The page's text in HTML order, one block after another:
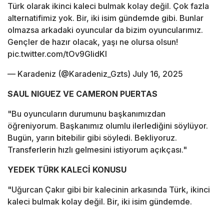
Türk olarak ikinci kaleci bulmak kolay değil. Çok fazla
alternatifimiz yok. Bir, iki isim gündemde gibi. Bunlar
olmazsa arkadaki oyuncular da bizim oyuncularımız.
Gençler de hazır olacak, yaşı ne olursa olsun!
pic.twitter.com/tOv9GIidKl
— Karadeniz (@Karadeniz_Gzts) July 16, 2025
SAUL NIGUEZ VE CAMERON PUERTAS
"Bu oyuncuların durumunu başkanımızdan
öğreniyorum. Başkanımız olumlu ilerlediğini söylüyor.
Bugün, yarın bitebilir gibi söyledi. Bekliyoruz.
Transferlerin hızlı gelmesini istiyorum açıkçası."
YEDEK TÜRK KALECİ KONUSU
"Uğurcan Çakır gibi bir kalecinin arkasında Türk, ikinci
kaleci bulmak kolay değil. Bir, iki isim gündemde.